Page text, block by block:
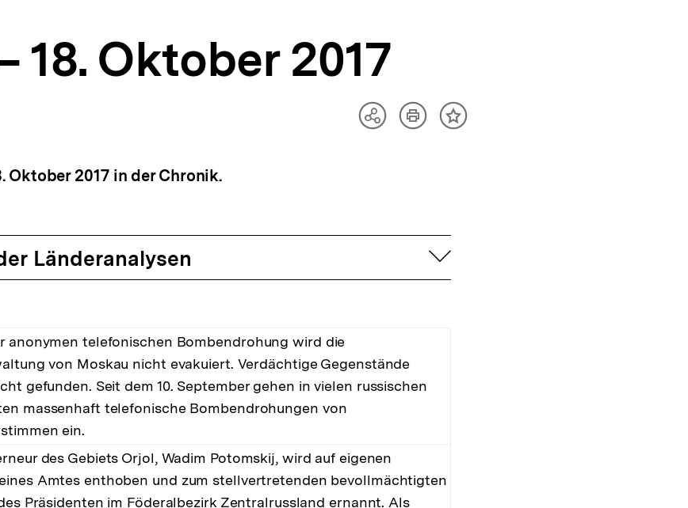
18. Oktober 2017
TeilenArtikelInhalt
Oktober 2017 in der Chronik.
Länderanalysen aufklappen
anonymen telefonischen Bombendrohung wird die
von Moskau nicht evakuiert. Verdächtige Gegenstände
gefunden. Seit dem 10. September gehen in vielen russischen
massenhaft telefonische Bombendrohungen von
ein.
des Gebiets Orjol, Wadim Potomskij, wird auf eigenen
Amtes enthoben und zum stellvertretenden bevollmächtigten
Präsidenten im Föderalbezirk Zentralrussland ernannt. Als